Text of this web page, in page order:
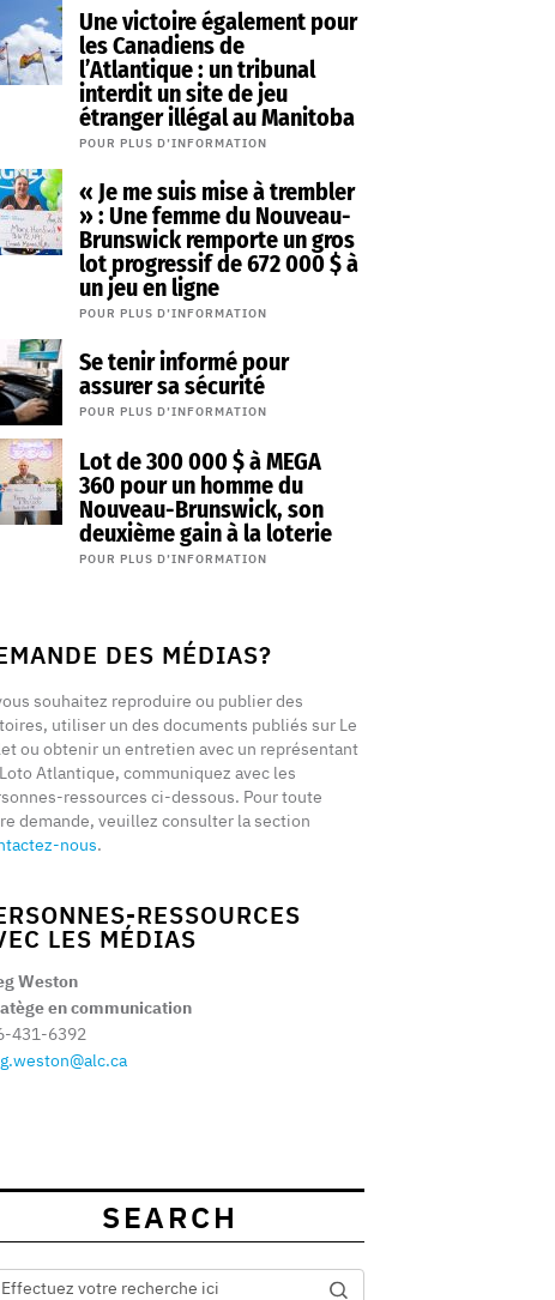
Une victoire également pour
les Canadiens de
l’Atlantique : un tribunal
interdit un site de jeu
étranger illégal au Manitoba
POUR PLUS D’INFORMATION
« Je me suis mise à trembler
» : Une femme du Nouveau-
Brunswick remporte un gros
lot progressif de 672 000 $ à
un jeu en ligne
POUR PLUS D’INFORMATION
Se tenir informé pour
assurer sa sécurité
POUR PLUS D’INFORMATION
Lot de 300 000 $ à MEGA
360 pour un homme du
Nouveau-Brunswick, son
deuxième gain à la loterie
POUR PLUS D’INFORMATION
DES MÉDIAS?
souhaitez reproduire ou publier des
utiliser un des documents publiés sur Le
ou obtenir un entretien avec un représentant
Atlantique, communiquez avec les
ressources ci-dessous. Pour toute
demande, veuillez consulter la section
nous.
RESSOURCES
LES MÉDIAS
Weston
en communication
431-6392
SEARCH